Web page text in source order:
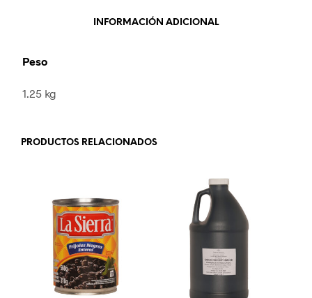
INFORMACIÓN ADICIONAL
Peso
1.25 kg
PRODUCTOS RELACIONADOS